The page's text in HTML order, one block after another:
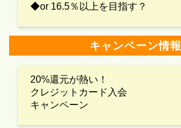
◆or 16.5％以上を目指す？
キャンペーン情報
20%還元が熱い！
クレジットカード入会
キャンペーン